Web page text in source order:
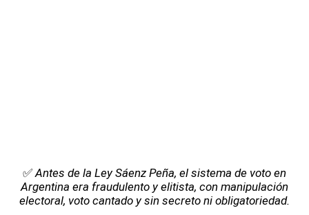
✅ Antes de la Ley Sáenz Peña, el sistema de voto en
Argentina era fraudulento y elitista, con manipulación
electoral, voto cantado y sin secreto ni obligatoriedad.